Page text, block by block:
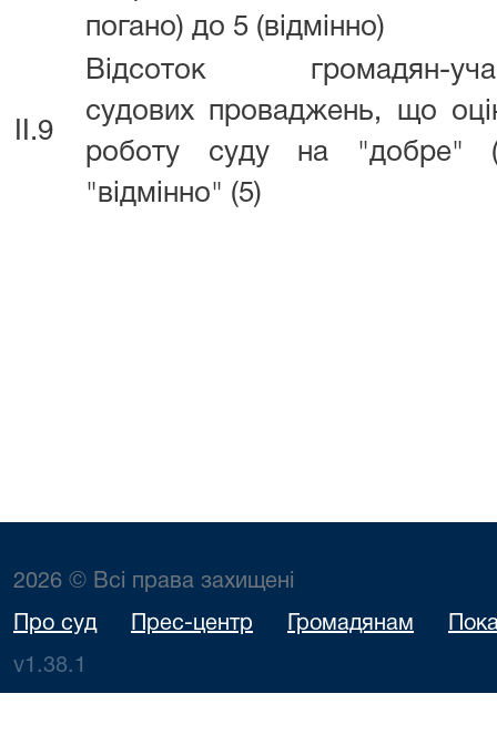
погано) до 5 (відмінно)
II.9
Відсоток громадян-
судових проваджень, що
роботу суду на "добре"
"відмінно" (5)
2026 © Всі права захищені
Про суд Прес-центр Громадянам
v1.38.1